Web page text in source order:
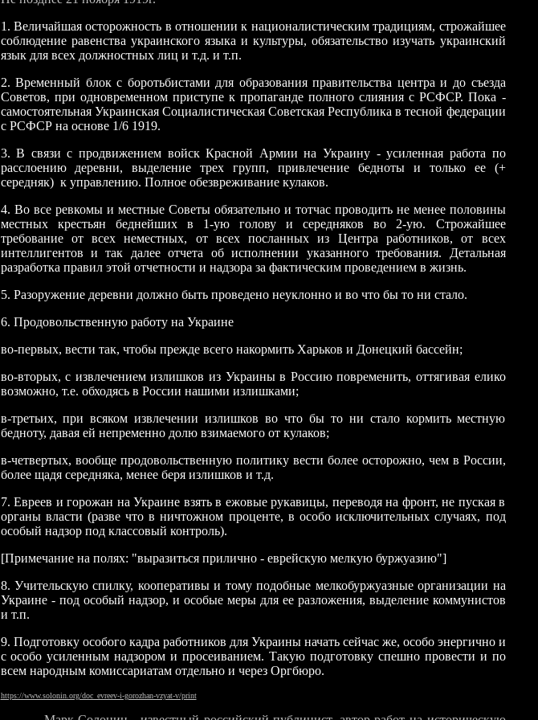
1. Величайшая осторожность в отношении к националистическим традициям, строжайшее
соблюдение равенства украинского языка и культуры, обязательство изучать украинский
язык для всех должностных лиц и т.д. и т.п.
2. Временный блок с боротьбистами для образования правительства центра и до съезда
Советов, при одновременном приступе к пропаганде полного слияния с РСФСР. Пока -
самостоятельная Украинская Социалистическая Советская Республика в тесной федерации
с РСФСР на основе 1/6 1919.
3. В связи с продвижением войск Красной Армии на Украину - усиленная работа по
расслоению деревни, выделение трех групп, привлечение бедноты и только ее (+
середняк) к управлению. Полное обезвреживание кулаков.
4. Во все ревкомы и местные Советы обязательно и тотчас проводить не менее половины
местных крестьян беднейших в 1-ую голову и середняков во 2-ую. Строжайшее
требование от всех неместных, от всех посланных из Центра работников, от всех
интеллигентов и так далее отчета об исполнении указанного требования. Детальная
разработка правил этой отчетности и надзора за фактическим проведением в жизнь.
5. Разоружение деревни должно быть проведено неуклонно и во что бы то ни стало.
6. Продовольственную работу на Украине
во-первых, вести так, чтобы прежде всего накормить Харьков и Донецкий бассейн;
во-вторых, с извлечением излишков из Украины в Россию повременить, оттягивая елико
возможно, т.е. обходясь в России нашими излишками;
в-третьих, при всяком извлечении излишков во что бы то ни стало кормить местную
бедноту, давая ей непременно долю взимаемого от кулаков;
в-четвертых, вообще продовольственную политику вести более осторожно, чем в России,
более щадя середняка, менее беря излишков и т.д.
7. Евреев и горожан на Украине взять в ежовые рукавицы, переводя на фронт, не пуская в
органы власти (разве что в ничтожном проценте, в особо исключительных случаях, под
особый надзор под классовый контроль).
[Примечание на полях: "выразиться прилично - еврейскую мелкую буржуазию"]
8. Учительскую спилку, кооперативы и тому подобные мелкобуржуазные организации на
Украине - под особый надзор, и особые меры для ее разложения, выделение коммунистов
и т.п.
9. Подготовку особого кадра работников для Украины начать сейчас же, особо энергично и
с особо усиленным надзором и просеиванием. Такую подготовку спешно провести и по
всем народным комиссариатам отдельно и через Оргбюро.
https://www.solonin.org/doc_evreev-i-gorozhan-vzyat-v/print